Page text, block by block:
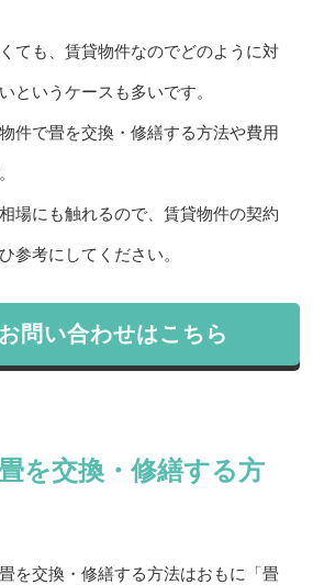
ても、賃貸物件なのでどのように対
というケースも多いです。
件で畳を交換・修繕する方法や費用
場にも触れるので、賃貸物件の契約
参考にしてください。
問い合わせはこちら
を交換・修繕する方
を交換・修繕する方法はおもに「畳